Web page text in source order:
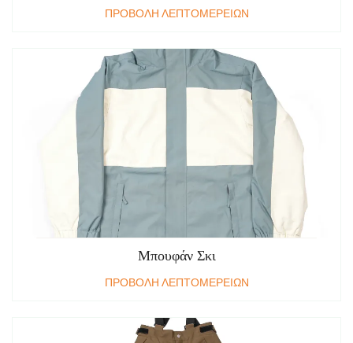
ΠΡΟΒΟΛΗ ΛΕΠΤΟΜΕΡΕΙΩΝ
Μπουφάν Σκι
ΠΡΟΒΟΛΗ ΛΕΠΤΟΜΕΡΕΙΩΝ